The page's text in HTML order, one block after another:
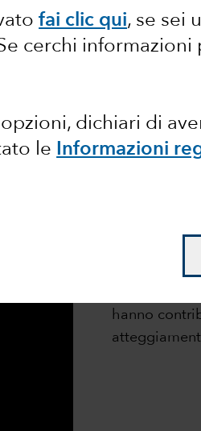
fai clic qui, se sei
cerchi informazioni
dichiari di
le Informazioni
Abbiamo
Europa e
da febbraio
hanno